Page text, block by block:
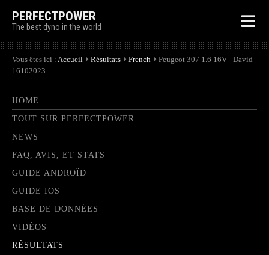
PERFECTPOWER
The best dyno in the world
Vous êtes ici : Accueil Résultats French
Peugeot 307 1.6 16V - David -
16102023
HOME
TOUT SUR PERFECTPOWER
NEWS
FAQ, AVIS, ET STATS
GUIDE ANDROÏD
GUIDE IOS
BASE DE DONNÉES
VIDÉOS
RÉSULTATS